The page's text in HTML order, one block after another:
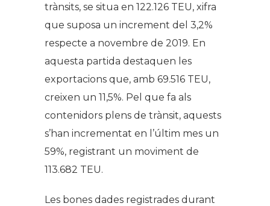
trànsits, se situa en 122.126 TEU, xifra
que suposa un increment del 3,2%
respecte a novembre de 2019. En
aquesta partida destaquen les
exportacions que, amb 69.516 TEU,
creixen un 11,5%. Pel que fa als
contenidors plens de trànsit, aquests
s’han incrementat en l’últim mes un
59%, registrant un moviment de
113.682 TEU.
Les bones dades registrades durant